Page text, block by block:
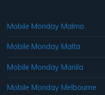
Mobile Monday Malmo
Mobile Monday Malta
Mobile Monday Manila
Mobile Monday Melbourne